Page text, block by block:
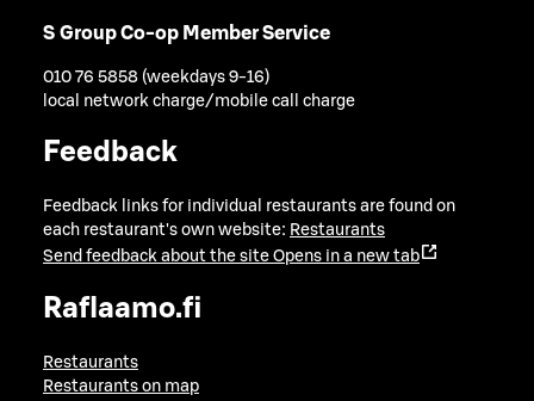
S Group Co-op Member Service
010 76 5858 (weekdays 9-16)
local network charge/mobile call charge
Feedback
Feedback links for individual restaurants are found on
each restaurant's own website: Restaurants
Send feedback about the site Opens in a new tab
Raflaamo.fi
Restaurants
Restaurants on map